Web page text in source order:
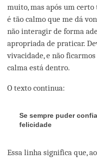
muito, mas após um certo
é tão calmo que me dá
não interagir de forma
apropriada de praticar.
vivacidade, e não
calma está dentro.
O texto continua:
Se sempre puder
felicidade
Essa linha significa que,